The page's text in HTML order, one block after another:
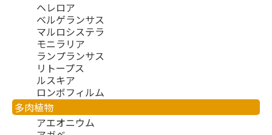
ヘレロア
ベルゲランサス
マルロシステラ
モニラリア
ランプランサス
リトープス
ルスキア
ロンボフィルム
多肉植物
アエオニウム